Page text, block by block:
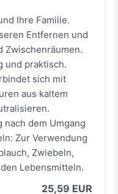
Ihre Familie.
Entfernen und
Zwischenräumen.
und praktisch.
sich mit
aus kaltem
dem Umgang
Zur Verwendung
Zwiebeln,
Lebensmitteln.
25,59 EUR